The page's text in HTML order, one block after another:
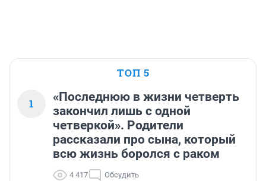
ТОП 5
1
«Последнюю в жизни четверть
закончил лишь с одной
четверкой». Родители
рассказали про сына, который
всю жизнь боролся с раком
4 417 Обсудить